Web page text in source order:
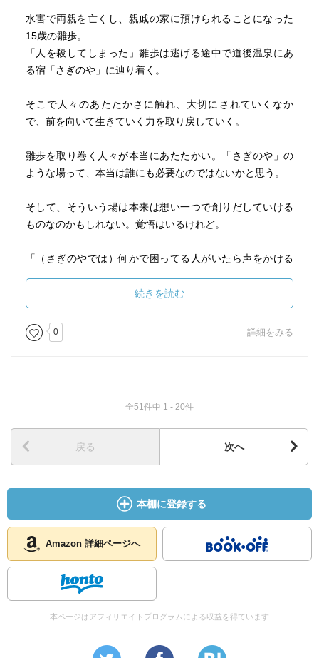
水害で両親を亡くし、親戚の家に預けられることになった
15歳の雛歩。
「人を殺してしまった」雛歩は逃げる途中で道後温泉にあ
る宿「さぎのや」に辿り着く。
そこで人々のあたたかさに触れ、大切にされていくなか
で、前を向いて生きていく力を取り戻していく。
雛歩を取り巻く人々が本当にあたたかい。「さぎのや」の
ような場って、本当は誰にも必要なのではないかと思う。
そして、そういう場は本来は想い一つで創りだしていける
ものなのかもしれない。覚悟はいるけれど。
「（さぎのやでは）何かで困ってる人がいたら声をかける
汗をかいて、ご飯を食べて、笑い合って、病気やけがをし
た人がいたら気づかうし、困ったことがあったら助け合
う。･･････この生き方って、すごく楽なんだよ」
そんなことを考えさせられました。
続きを読む
0 詳細をみる
全51件中 1 - 20件
戻る 次へ
本棚に登録する
Amazon 詳細ページへ
本ページはアフィリエイトプログラムによる収益を得ています